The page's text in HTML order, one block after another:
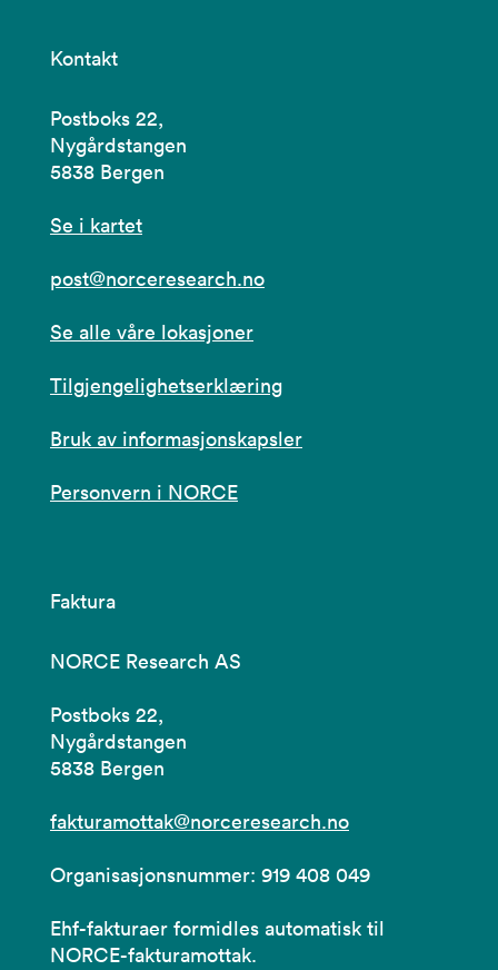
Kontakt
Postboks 22,
Nygårdstangen
5838 Bergen
Se i kartet
post@norceresearch.no
Se alle våre lokasjoner
Tilgjengelighetserklæring
Bruk av informasjonskapsler
Personvern i NORCE
Faktura
NORCE Research AS
Postboks 22,
Nygårdstangen
5838 Bergen
fakturamottak@norceresearch.no
Organisasjonsnummer: 919 408 049
Ehf-fakturaer formidles automatisk til
NORCE-fakturamottak.